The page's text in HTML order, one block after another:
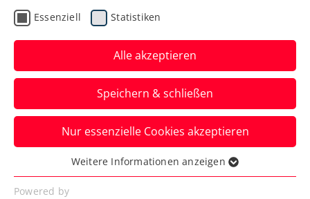
Gleich zwei NÖTV-Siege
beim ÖTV Kids
Einladungsturnier in Anif
.. starke Leistungen unserer NÖTV-Kids
Essenziell Statistiken
Alle akzeptieren
Speichern & schließen
Nur essenzielle Cookies akzeptieren
Essenziell
Essenzielle Cookies werden für grundlegende
Weitere Informationen anzeigen
Powered by